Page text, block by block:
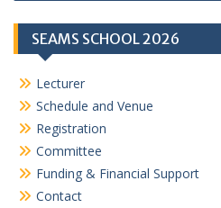
SEAMS SCHOOL 2026
Lecturer
Schedule and Venue
Registration
Committee
Funding & Financial Support
Contact